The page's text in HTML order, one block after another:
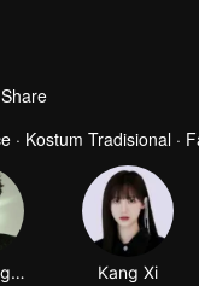
Share
· Kostum Tradisional ·
Gan Wangxing
Kang Xi